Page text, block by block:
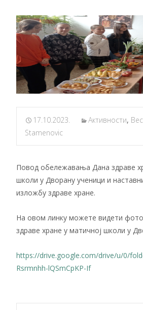
17.10.2023. Активности,
Stamenovic
Повод обележавања Дана здраве
школи у Дворану ученици и
изложбу здраве хране.
На овом линку можете видети
здраве хране у матичној школи у
https://drive.google.com/drive/u/0/
Rsrmnhh-lQSmCpKP-If